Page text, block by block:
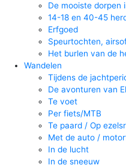
De mooiste dorpen
14-18 en 40-45
Erfgoed
Speurtochten,
Het burlen van de
Wandelen
Tijdens de
De avonturen van
Te voet
Per fiets/MTB
Te paard / Op
Met de auto /
In de lucht
In de sneeuw